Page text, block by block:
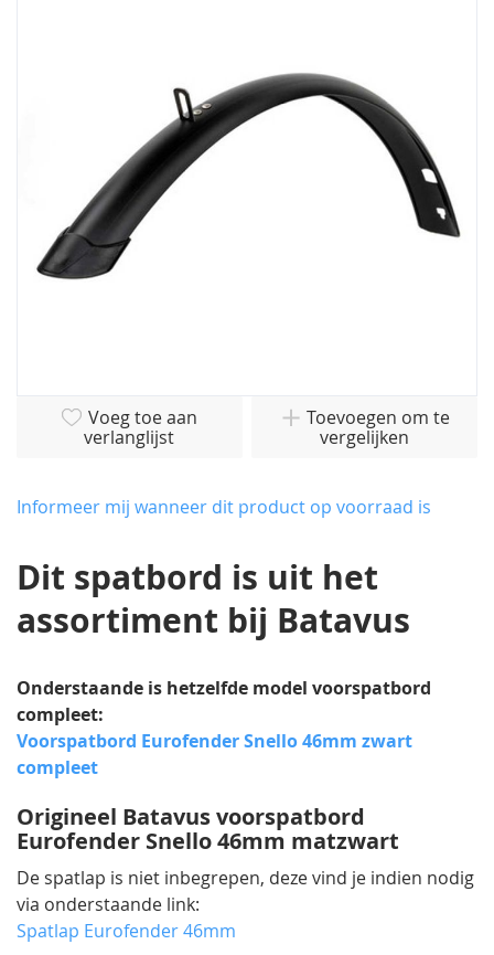
van
gallerij
Voeg toe aan
verlanglijst
Toevoegen om te
vergelijken
Informeer mij wanneer dit product op voorraad is
Dit spatbord is uit het
assortiment bij Batavus
Onderstaande is hetzelfde model voorspatbord
compleet:
Voorspatbord Eurofender Snello 46mm zwart
compleet
Origineel Batavus voorspatbord
Eurofender Snello 46mm matzwart
De spatlap is niet inbegrepen, deze vind je indien nodig
via onderstaande link:
Spatlap Eurofender 46mm